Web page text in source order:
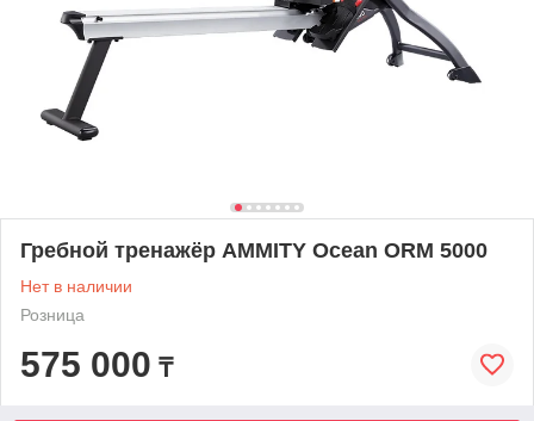
Гребной тренажёр AMMITY Ocean ORM 5000
Нет в наличии
Розница
575 000 ₸